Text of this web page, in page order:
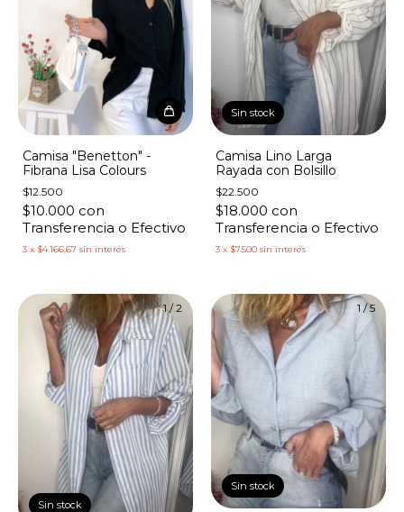
Camisa "Benetton" -
Fibrana Lisa Colours
$12.500
$10.000 con
Transferencia o Efectivo
3 x $4.166,67 sin interés
Sin stock
Camisa Lino Larga
Rayada con Bolsillo
$22.500
$18.000 con
Transferencia o Efectivo
3 x $7.500 sin interés
1/2
Sin stock
1 /5
Sin stock